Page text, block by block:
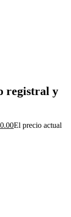
registral y
El precio actual